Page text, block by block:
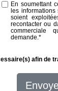
En soumettant
les
soient
recontacter ou
commerciale
demande.*
afin de